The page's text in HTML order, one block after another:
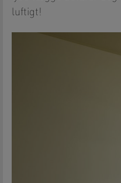
luftigt!